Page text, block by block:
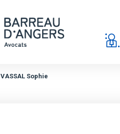
VASSAL Sophie